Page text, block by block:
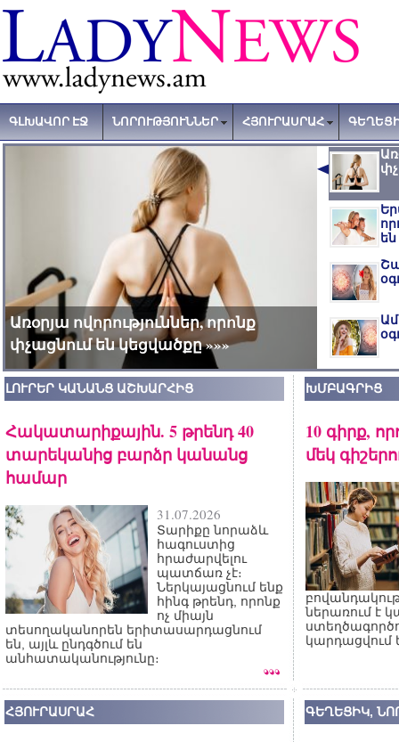
ԳԼԽԱՎՈՐ ԷՋ ՆՈՐՈՒԹՅՈՒՆՆԵՐ ՀՅՈՒՐԱՍՐԱՀ
Առօրյա ովորություններ, որոնք
փչացնում են կեցվածքը »»»
ԼՈՒՐԵՐ ԿԱՆԱՆՑ ԱՇԽԱՐՀԻՑ
Հակատարիքային. 5 թրենդ 40
տարեկանից բարձր կանանց
համար
31.07.2026
Տարիքը նորաձև
հագուստից
հրաժարվելու
պատճառ չէ։
Ներկայացնում ենք
հինգ թրենդ, որոնք
ոչ միայն
տեսողականորեն երիտասարդացնում
են, այլև ընդգծում են
անհատականությունը։
ԽՄԲԱԳՐԻՑ
10 գիրք,
մեկ
ներառում է
կարդացվում
ՀՅՈՒՐԱՍՐԱՀ ԳԵՂԵՑԻԿ,